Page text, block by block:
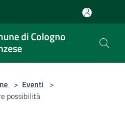
di Cologno
> Eventi >
possibilità